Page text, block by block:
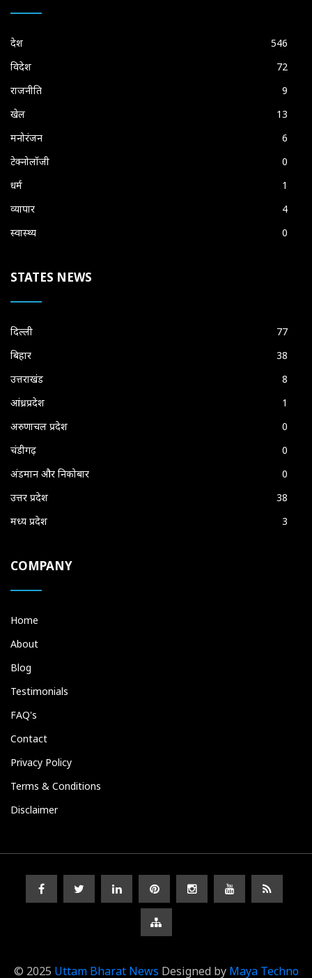
देश
546
विदेश
72
राजनीति
9
खेल
13
मनोरंजन
6
टेक्नोलॉजी
0
धर्म
1
व्यापार
4
स्वास्थ्य
0
STATES NEWS
दिल्ली
77
बिहार
38
उत्तराखंड
8
आंध्रप्रदेश
1
अरुणाचल प्रदेश
0
चंडीगढ़
0
अंडमान और निकोबार
0
उत्तर प्रदेश
38
मध्य प्रदेश
3
COMPANY
Home
About
Blog
Testimonials
FAQ's
Contact
Privacy Policy
Terms & Conditions
Disclaimer
© 2025 Uttam Bharat News Designed by Maya Techno